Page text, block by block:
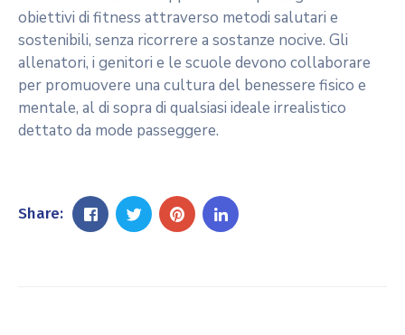
obiettivi di fitness attraverso metodi salutari e
sostenibili, senza ricorrere a sostanze nocive. Gli
allenatori, i genitori e le scuole devono collaborare
per promuovere una cultura del benessere fisico e
mentale, al di sopra di qualsiasi ideale irrealistico
dettato da mode passeggere.
Share: